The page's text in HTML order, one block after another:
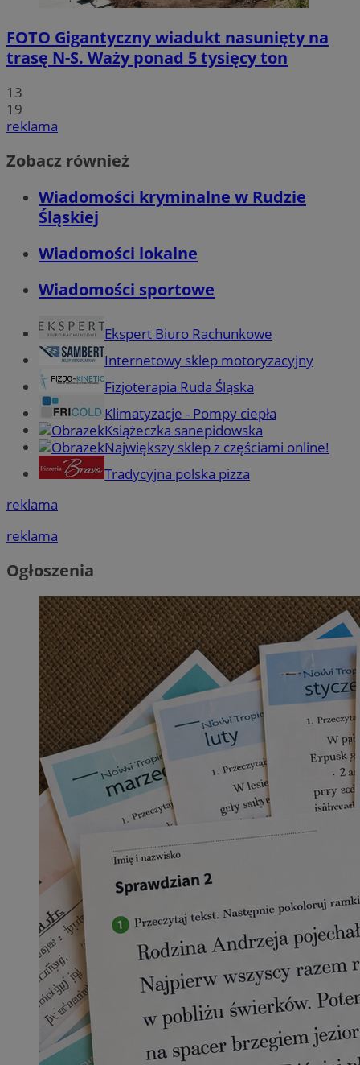
FOTO Gigantyczny wiadukt nasunięty na
trasę N-S. Waży ponad 5 tysięcy ton
13
19
reklama
Zobacz również
Wiadomości kryminalne w Rudzie
Śląskiej
Wiadomości lokalne
Wiadomości sportowe
Ekspert Biuro Rachunkowe
Internetowy sklep motoryzacyjny
Fizjoterapia Ruda Śląska
Klimatyzacje - Pompy ciepła
Książeczka sanepidowska
Największy sklep z częściami online!
Tradycyjna polska pizza
reklama
reklama
Ogłoszenia